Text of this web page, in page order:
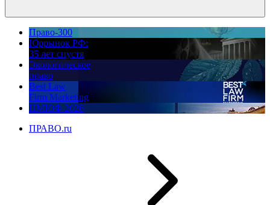
Право-300
Юррынок РФ:
35 лет спустя
Экологическое
право
Best Law
Firm Marketing
ПМЮФ 2026
ПРАВО.ru